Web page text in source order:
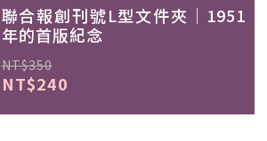
聯合報創刊號L型文件夾｜1951
年的首版紀念
NT$350
NT$240